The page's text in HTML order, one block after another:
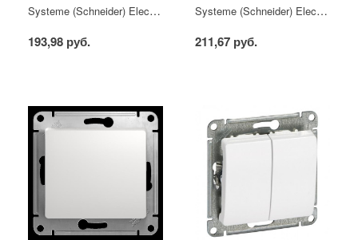
Systeme (Schneider) Electric GLOSSA розетка б/з белая механизм
193,98 руб.
Systeme (Schneider) Electric GLOSSA розетка с/з белая механизм
211,67 руб.